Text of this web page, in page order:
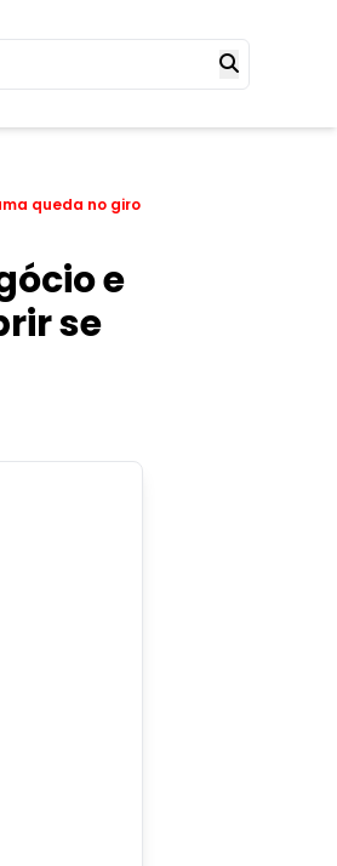
queda no giro
e
se